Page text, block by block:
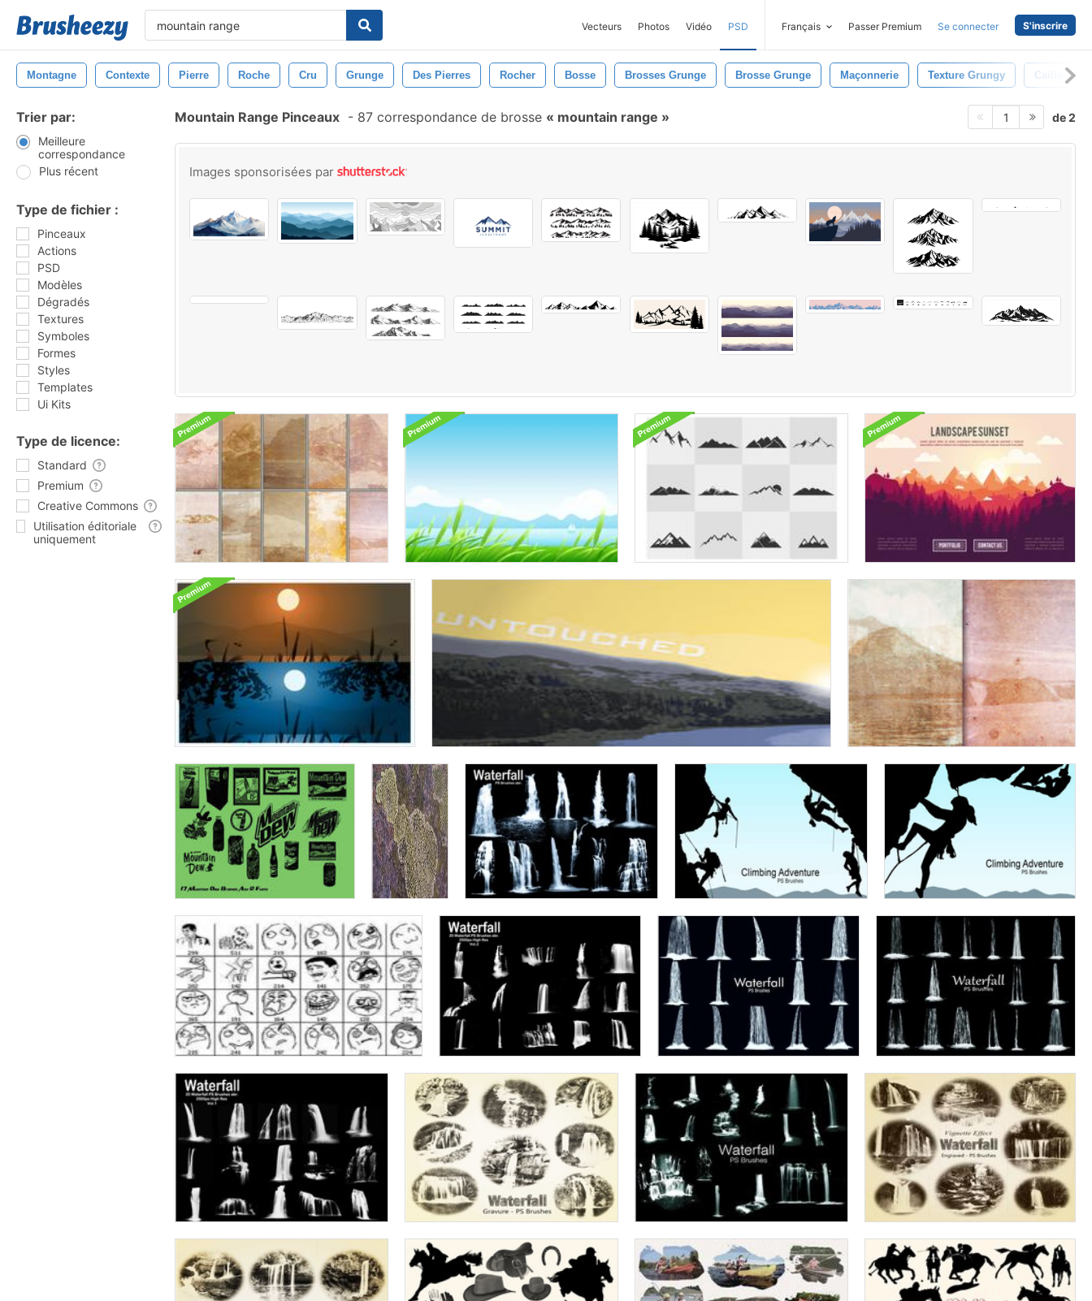
Vecteurs Photos Vidéo PSD Français Passer Premium Se connecter S'inscrire
Montagne Contexte Pierre Roche Cru Grunge Des Pierres Rocher Bosse Brosses Grunge Brosse Grunge Maçonnerie Texture Grungy Caillou
Trier par:
Meilleure
correspondance
Plus récent
Type de fichier :
Pinceaux
Actions
PSD
Modèles
Dégradés
Textures
Symboles
Formes
Styles
Templates
Ui Kits
Type de licence:
Standard
Premium
Creative Commons
Utilisation éditoriale
uniquement
Mountain Range Pinceaux - 87 correspondance de brosse mountain range 1 de 2
Images sponsorisées par